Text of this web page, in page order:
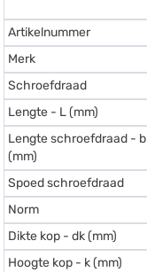
Artikelnummer
Merk
Schroefdraad
Lengte - L (mm)
Lengte schroefdraad - b
(mm)
Spoed schroefdraad
Norm
Dikte kop - dk (mm)
Hoogte kop - k (mm)